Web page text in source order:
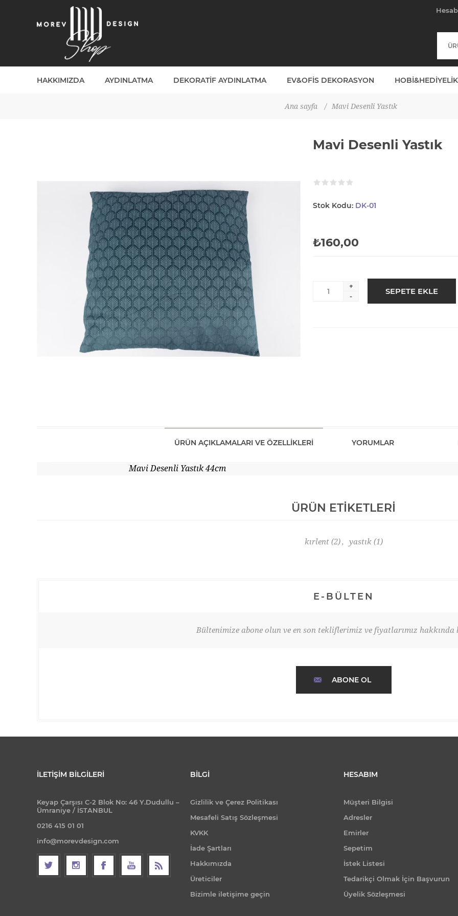
HAKKIMIZDA AYDINLATMA DEKORATIF AYDINLATMA EV&OFIS DEKORASYON
Ana sayfa / Mavi Desenli Yastık
Mavi Desenli Yastık
Stok Kodu: DK-01
₺160,00
+
-
ÜRÜN AÇIKLAMALARI VE ÖZELLIKLERI YORUMLAR
Mavi Desenli Yastık 44cm
ÜRÜN ETIKETLERI
kırlent (2), yastık (1)
E-BÜLTEN
Bültenimize abone olun ve en son tekliflerimiz ve fiyatlarımız hakkında
ABONE OL
İLETIŞIM BILGILERI
Keyap Çarşısı C-2 Blok No: 46 Y.Dudullu –
Ümraniye / İSTANBUL
0216 415 01 01
info@morevdesign.com
BILGI
Gizlilik ve Çerez Politikası
Mesafeli Satış Sözleşmesi
KVKK
İade Şartları
Hakkımızda
Üreticiler
Bizimle iletişime geçin
HESABIM
Müşteri Bilgisi
Adresler
Emirler
Sepetim
İstek Listesi
Tedarikçi Olmak İçin Başvurun
Üyelik Sözleşmesi